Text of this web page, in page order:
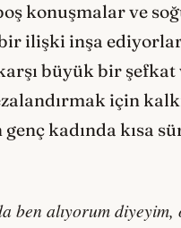
konuşmalar ve
ilişki inşa
büyük bir
için
kadında kısa
ben alıyorum diyeyim,